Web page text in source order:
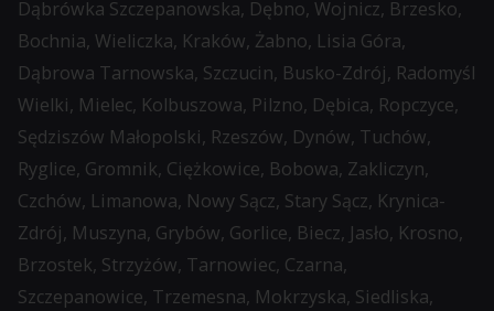
Dąbrówka Szczepanowska, Dębno, Wojnicz, Brzesko,
Bochnia, Wieliczka, Kraków, Żabno, Lisia Góra,
Dąbrowa Tarnowska, Szczucin, Busko-Zdrój, Radomyśl
Wielki, Mielec, Kolbuszowa, Pilzno, Dębica, Ropczyce,
Sędziszów Małopolski, Rzeszów, Dynów, Tuchów,
Ryglice, Gromnik, Ciężkowice, Bobowa, Zakliczyn,
Czchów, Limanowa, Nowy Sącz, Stary Sącz, Krynica-
Zdrój, Muszyna, Grybów, Gorlice, Biecz, Jasło, Krosno,
Brzostek, Strzyżów, Tarnowiec, Czarna,
Szczepanowice, Trzemesna, Mokrzyska, Siedliska,
Twoich
informacji.
Wyjaśnia
również,
jak
możesz
zarządzać
swoimi
preferencjami.